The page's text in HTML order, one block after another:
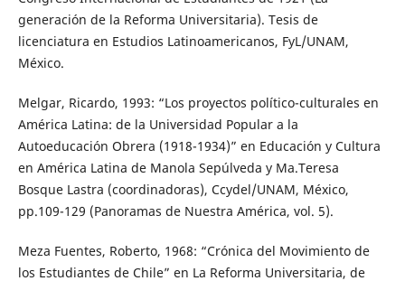
generación de la Reforma Universitaria). Tesis de
licenciatura en Estudios Latinoamericanos, FyL/UNAM,
México.
Melgar, Ricardo, 1993: “Los proyectos político-culturales en
América Latina: de la Universidad Popular a la
Autoeducación Obrera (1918-1934)” en Educación y Cultura
en América Latina de Manola Sepúlveda y Ma.Teresa
Bosque Lastra (coordinadoras), Ccydel/UNAM, México,
pp.109-129 (Panoramas de Nuestra América, vol. 5).
Meza Fuentes, Roberto, 1968: “Crónica del Movimiento de
los Estudiantes de Chile” en La Reforma Universitaria, de